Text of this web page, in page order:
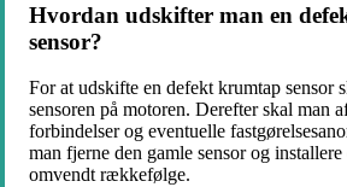
Hvordan udskifter man en
sensor?
For at udskifte en defekt krumtap sensor
sensoren på motoren. Derefter skal man
forbindelser og eventuelle
man fjerne den gamle sensor og
omvendt rækkefølge.